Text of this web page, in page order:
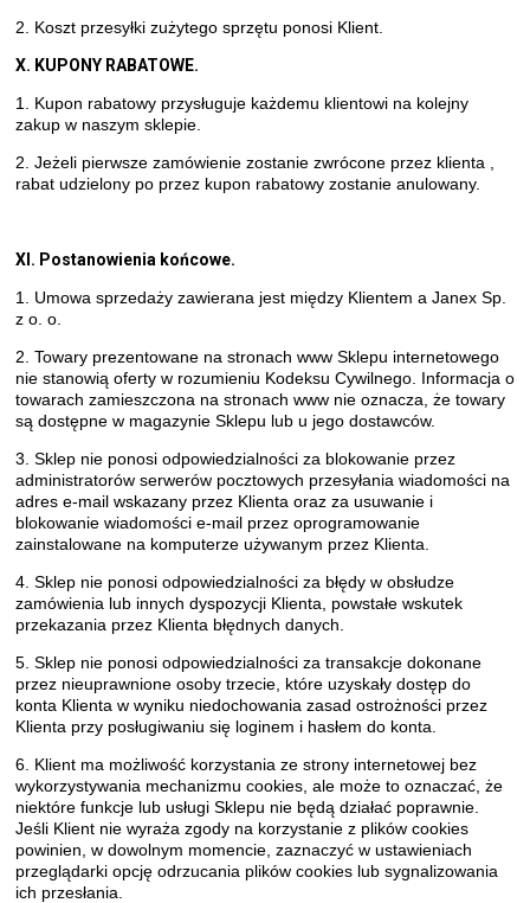
2. Koszt przesyłki zużytego sprzętu ponosi Klient.
X. KUPONY RABATOWE.
1. Kupon rabatowy przysługuje każdemu klientowi na kolejny
zakup w naszym sklepie.
2. Jeżeli pierwsze zamówienie zostanie zwrócone przez klienta ,
rabat udzielony po przez kupon rabatowy zostanie anulowany.
XI. Postanowienia końcowe.
1. Umowa sprzedaży zawierana jest między Klientem a Janex Sp.
z o. o.
2. Towary prezentowane na stronach www Sklepu internetowego
nie stanowią oferty w rozumieniu Kodeksu Cywilnego. Informacja o
towarach zamieszczona na stronach www nie oznacza, że towary
są dostępne w magazynie Sklepu lub u jego dostawców.
3. Sklep nie ponosi odpowiedzialności za blokowanie przez
administratorów serwerów pocztowych przesyłania wiadomości na
adres e-mail wskazany przez Klienta oraz za usuwanie i
blokowanie wiadomości e-mail przez oprogramowanie
zainstalowane na komputerze używanym przez Klienta.
4. Sklep nie ponosi odpowiedzialności za błędy w obsłudze
zamówienia lub innych dyspozycji Klienta, powstałe wskutek
przekazania przez Klienta błędnych danych.
5. Sklep nie ponosi odpowiedzialności za transakcje dokonane
przez nieuprawnione osoby trzecie, które uzyskały dostęp do
konta Klienta w wyniku niedochowania zasad ostrożności przez
Klienta przy posługiwaniu się loginem i hasłem do konta.
6. Klient ma możliwość korzystania ze strony internetowej bez
wykorzystywania mechanizmu cookies, ale może to oznaczać, że
niektóre funkcje lub usługi Sklepu nie będą działać poprawnie.
Jeśli Klient nie wyraża zgody na korzystanie z plików cookies
powinien, w dowolnym momencie, zaznaczyć w ustawieniach
przeglądarki opcję odrzucania plików cookies lub sygnalizowania
ich przesłania.